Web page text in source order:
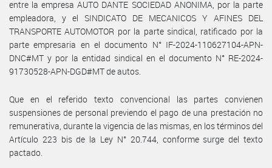
entre la empresa AUTO DANTE SOCIEDAD ANONIMA, por la parte
empleadora, y el SINDICATO DE MECANICOS Y AFINES DEL
TRANSPORTE AUTOMOTOR por la parte sindical, ratificado por la
parte empresaria en el documento N° IF-2024-110627104-APN-
DNC#MT y por la entidad sindical en el documento N° RE-2024-
91730528-APN-DGD#MT de autos.
Que en el referido texto convencional las partes convienen
suspensiones de personal previendo el pago de una prestación no
remunerativa, durante la vigencia de las mismas, en los términos del
Artículo 223 bis de la Ley N° 20.744, conforme surge del texto
pactado.